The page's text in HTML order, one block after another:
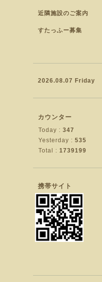
近隣施設のご案内
すたっふー募集
2026.08.07 Friday
カウンター
Today : 347
Yesterday : 535
Total : 1739199
携帯サイト